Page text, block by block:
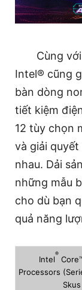
Cùng
Intel® cũng
bàn dòng
tiết kiệm
12 tùy chọn
và giải
nhau. Dải
những mẫu
cho dù bạn
quả năng
Intel
®
Processors
Skus